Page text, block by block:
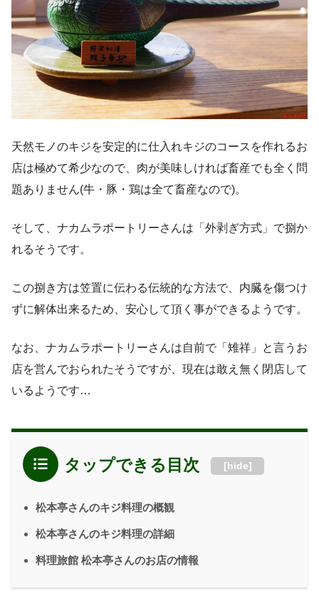
天然モノのキジを安定的に仕入れキジのコースを作れるお
店は極めて希少なので、肉が美味しければ畜産でも全く問
題ありません(牛・豚・鶏は全て畜産なので)。
そして、ナカムラポートリーさんは「外剥ぎ方式」で捌か
れるそうです。
この捌き方は笠置に伝わる伝統的な方法で、内臓を傷つけ
ずに解体出来るため、安心して頂く事ができるようです。
なお、ナカムラポートリーさんは自前で「雉祥」と言うお
店を営んでおられたそうですが、現在は敢え無く閉店して
いるようです…
タップできる目次 [hide]
松本亭さんのキジ料理の概観
松本亭さんのキジ料理の詳細
料理旅館 松本亭さんのお店の情報